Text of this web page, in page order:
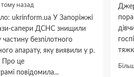
тому назад
ukrinform.ua У Запоріжжі
сапери ДСНС знищили
частину безпілотного
апарату, яку виявили у р.
Про це
повідомила...